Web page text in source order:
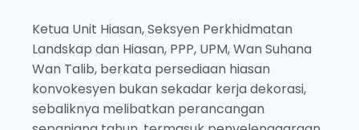
Ketua Unit Hiasan, Seksyen Perkhidmatan
Landskap dan Hiasan, PPP, UPM, Wan Suhana
Wan Talib, berkata persediaan hiasan
konvokesyen bukan sekadar kerja dekorasi,
sebaliknya melibatkan perancangan